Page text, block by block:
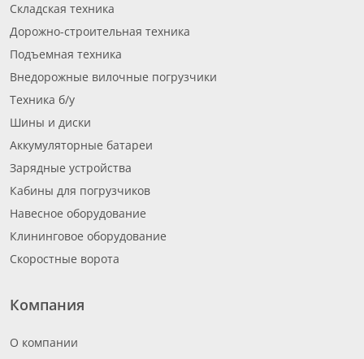
Складская техника
Дорожно-строительная техника
Подъемная техника
Внедорожные вилочные погрузчики
Техника б/у
Шины и диски
Аккумуляторные батареи
Зарядные устройства
Кабины для погрузчиков
Навесное оборудование
Клининговое оборудование
Скоростные ворота
Компания
О компании